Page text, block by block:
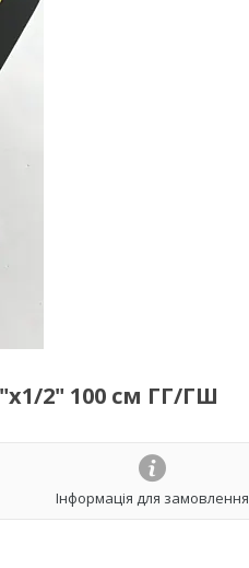
2" 100 см ГГ/ГШ
Інформація для замовлення